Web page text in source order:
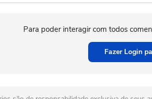
Para poder interagir com todos
Fazer Login